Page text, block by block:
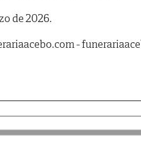
de 2026.
-